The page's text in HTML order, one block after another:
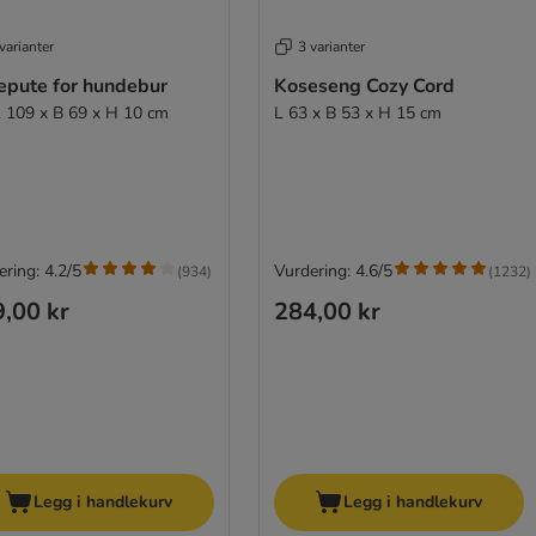
for hundebur
109 x B 69 x H 10 cm
kr
4.2/5 (934)
Legg i handlekurv
3 varianter
Koseseng Cozy Cord
L 63 x B 53 x H 15 cm
284,00 kr
Vurdering: 4.6/5 (1232)
Legg i handlekurv